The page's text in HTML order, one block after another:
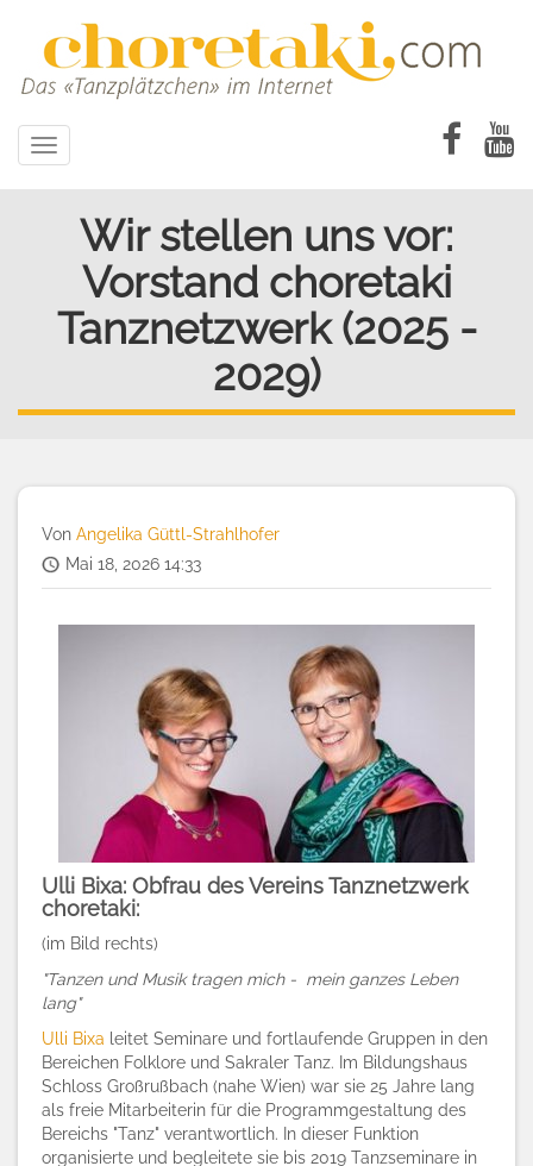
Toggle
navigation
Wir stellen uns vor:
Vorstand choretaki
Tanznetzwerk (2025 -
2029)
Von Angelika Güttl-Strahlhofer
Mai 18, 2026 14:33
Ulli Bixa: Obfrau des Vereins Tanznetzwerk
choretaki:
(im Bild rechts)
"Tanzen und Musik tragen mich - mein ganzes Leben
lang"
Ulli Bixa leitet Seminare und fortlaufende Gruppen in den
Bereichen Folklore und Sakraler Tanz. Im Bildungshaus
Schloss Großrußbach (nahe Wien) war sie 25 Jahre lang
als freie Mitarbeiterin für die Programmgestaltung des
Bereichs "Tanz" verantwortlich. In dieser Funktion
organisierte und begleitete sie bis 2019 Tanzseminare in